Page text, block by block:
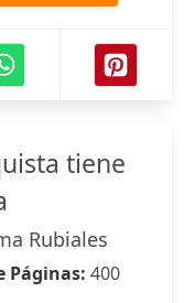
tiene
Rubiales
Páginas: 400